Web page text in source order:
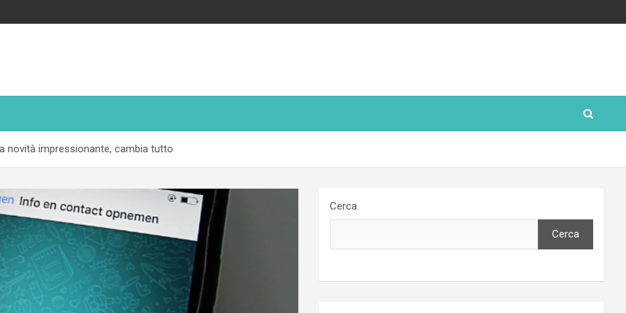
novità impressionante, cambia tutto
Cerca
Cerca